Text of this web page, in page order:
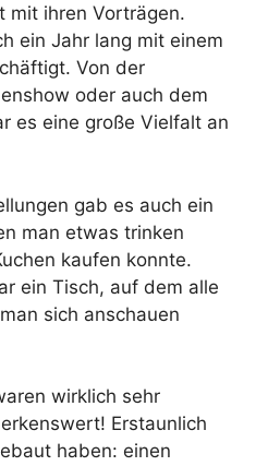
mit ihren Vorträgen.
ein Jahr lang mit einem
Von der
oder auch dem
es eine große Vielfalt an
gab es auch ein
man etwas trinken
kaufen konnte.
ein Tisch, auf dem alle
sich anschauen
wirklich sehr
Erstaunlich
haben: einen